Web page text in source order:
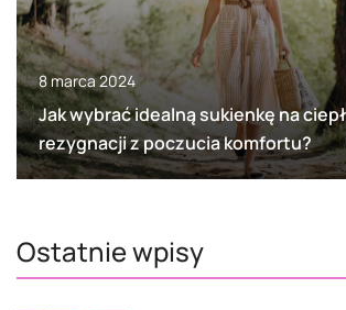
8 marca 2024
Jak wybrać idealną sukienkę na
rezygnacji z poczucia komfortu?
Ostatnie wpisy